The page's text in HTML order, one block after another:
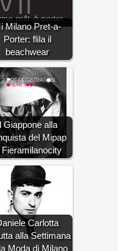
Milano Pret-a-
Porter: flila il
beachwear
Il Giappone alla
del Mipap
Fieramilanocity
Carlotta
alla Settimana
Moda di Milano